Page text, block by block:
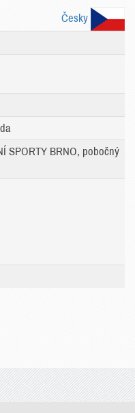
Česky
SPORTY BRNO, pobočný